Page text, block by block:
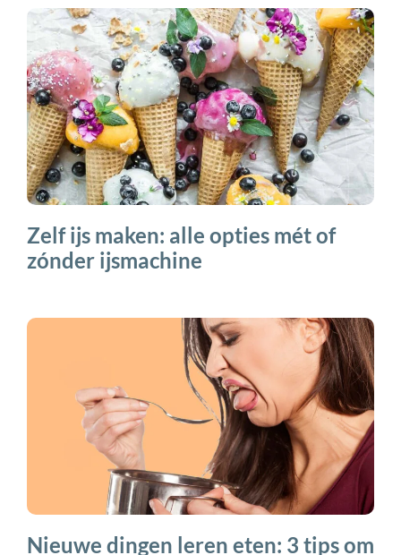
Zelf ijs maken: alle opties mét of
zónder ijsmachine
Nieuwe dingen leren eten: 3 tips om